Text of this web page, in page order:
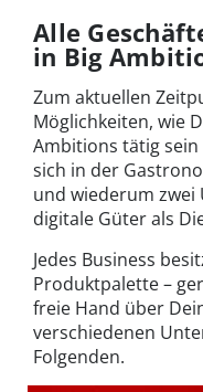
Alle
in Big
Zum aktuellen
Möglichkeiten, wie
Ambitions tätig sein
sich in der
und wiederum
digitale Güter als
Jedes Business
Produktpalette –
freie Hand über
verschiedenen
Folgenden.